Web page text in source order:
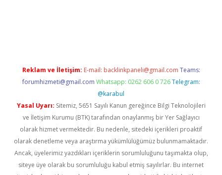
Reklam ve İletişim: E-mail: backlinkpaneli@gmail.com Teams:
forumhizmeti@gmail.com Whatsapp: 0262 606 0 726 Telegram:
@karabul
Yasal Uyarı: Sitemiz, 5651 Sayılı Kanun gereğince Bilgi Teknolojileri
ve İletişim Kurumu (BTK) tarafından onaylanmış bir Yer Sağlayıcı
olarak hizmet vermektedir. Bu nedenle, sitedeki içerikleri proaktif
olarak denetleme veya araştırma yükümlülüğümüz bulunmamaktadır.
Ancak, üyelerimiz yazdıkları içeriklerin sorumluluğunu taşımakta olup,
siteye üye olarak bu sorumluluğu kabul etmiş sayılırlar. Bu internet